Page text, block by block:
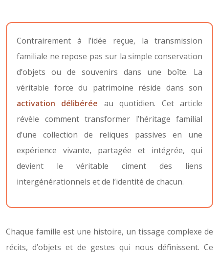
Contrairement à l’idée reçue, la transmission
familiale ne repose pas sur la simple conservation
d’objets ou de souvenirs dans une boîte. La
véritable force du patrimoine réside dans son
activation délibérée au quotidien. Cet article
révèle comment transformer l’héritage familial
d’une collection de reliques passives en une
expérience vivante, partagée et intégrée, qui
devient le véritable ciment des liens
intergénérationnels et de l’identité de chacun.
Chaque famille est une histoire, un tissage complexe de
récits, d’objets et de gestes qui nous définissent. Ce